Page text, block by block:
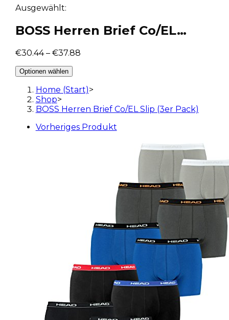
Ausgewählt:
BOSS Herren Brief Co/EL…
€30.44– €37.88
Optionen wählen
Home (Start)>
Shop>
BOSS Herren Brief Co/EL Slip (3er Pack)
Vorheriges Produkt